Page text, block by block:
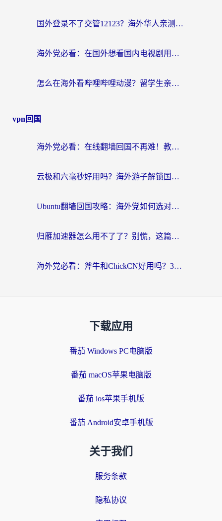
国外登录不了交管12123？海外华人亲测有效的回国加速器选择指南
海外党必看：在国外想看国内电视剧用什么软件？3步解决地域限制
怎么在海外看哔哩哔哩动漫？留学生亲测有效的回国加速方案
vpn回国
海外党必看：在线翻墙回国不再难！教你选对加速器无缝刷国内资源
云极和六毫秒好用吗？海外游子解锁国内资源的真实答案
Ubuntu翻墙回国攻略：海外党如何选对加速器，无缝刷国内剧玩游戏？
归雁加速器怎么用不了了？别慌，这篇指南教你如何丝滑“回家”
海外党必看：斧牛和ChickCN好用吗？3款热门加速器实测+番茄加速器深度体验
下载应用
番茄 Windows PC电脑版
番茄 macOS苹果电脑版
番茄 ios苹果手机版
番茄 Android安卓手机版
关于我们
服务条款
隐私协议